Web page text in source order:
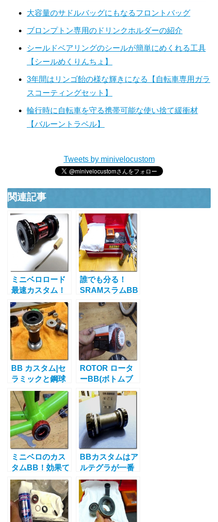
大容量のサドルバッグにもなるフロントバッグ
ブロンプトン専用のドリンクホルダーの紹介
シールドベアリングのシールが簡単にめくれる工具
【シールめくりんちょ】
3年間はリンゴ飴の様な輝きになる【自転車専用ガラ
スコーティングセット】
輪行時に自転車を守る携帯可能な使い捨て緩衝材
【バルーントラベル】
Tweets by minivelocustom
関連記事
ミニベロロード
最速カスタム！
ギア1枚分軽く
なるコスパ最強
のBBとは
誰でも分る！
SRAMスラムBB
分解を画像付で
説明|メンテナン
スとカスタム法
もあり
BB カスタム|セ
ラミックと鋼球
ベアリングを比
較！どちらが回
転するのか？
ROTOR ロータ
ーBB(ボトムブ
ラケット） イン
プレッション
ミニベロのカス
タムBB！効果て
きめん！ギア1
枚軽くなりま
す！
BBカスタムはア
ルテグラが一番
の２つの理由|ギ
ア１枚分は軽い
です！